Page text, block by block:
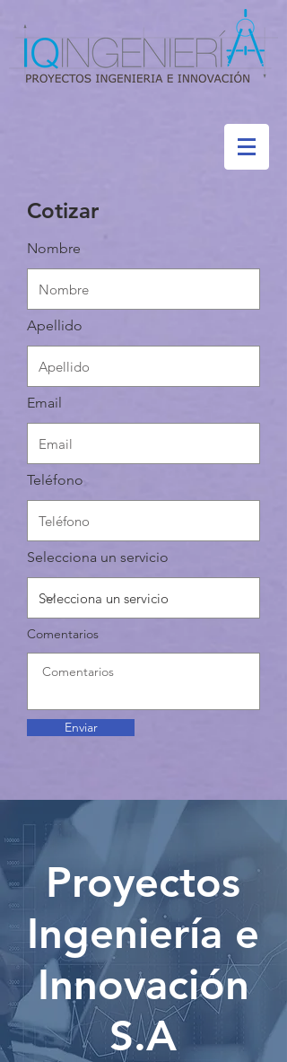
Cotizar
Nombre
Apellido
Email
Teléfono
Selecciona un servicio
Comentarios
Enviar
Proyectos
Ingeniería e
Innovación
S.A